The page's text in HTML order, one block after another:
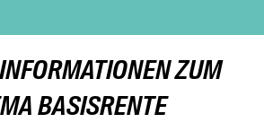
ZUM
BASISRENTE